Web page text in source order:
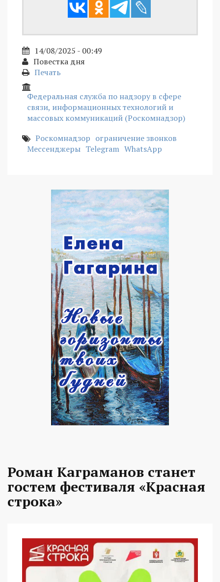
14/08/2025 - 00:49
Повестка дня
Печать
Федеральная служба по надзору в сфере
связи, информационных технологий и
массовых коммуникаций (Роскомнадзор)
Роскомнадзор ограничение звонков
Мессенджеры Telegram WhatsApp
Роман Каграманов станет
гостем фестиваля «Красная
строка»